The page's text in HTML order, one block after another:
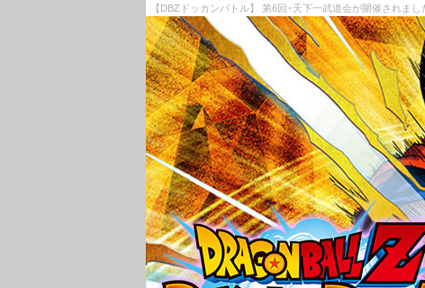
【DBZドッカンバトル】 第6回･天下一武道会が開催されま